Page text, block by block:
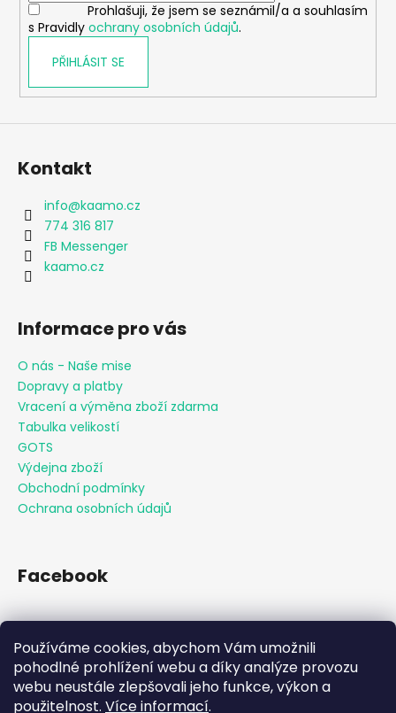
Používáme cookies, abychom Vám umožnili
pohodlné prohlížení webu a díky analýze provozu
webu neustále zlepšovali jeho funkce, výkon a
použitelnost. Více informací.
Prohlašuji, že jsem se seznámil/a a souhlasím
s Pravidly ochrany osobních údajů.
PŘIHLÁSIT SE
Kontakt
info@kaamo.cz
774 316 817
FB Messenger
kaamo.cz
Informace pro vás
O nás - Naše mise
Dopravy a platby
Vracení a výměna zboží zdarma
Tabulka velikostí
GOTS
Výdejna zboží
Obchodní podmínky
Ochrana osobních údajů
Facebook
Přijímáme online platby